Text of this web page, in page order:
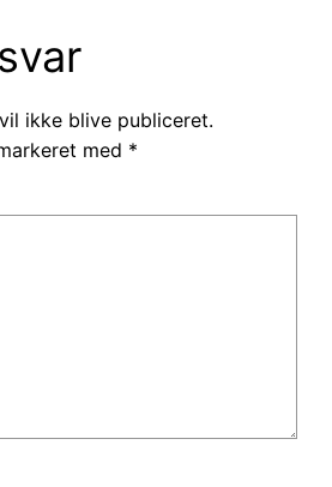
ikke blive publiceret.
med *